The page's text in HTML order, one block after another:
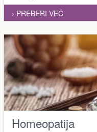
› PREBERI VEČ
Homeopatija